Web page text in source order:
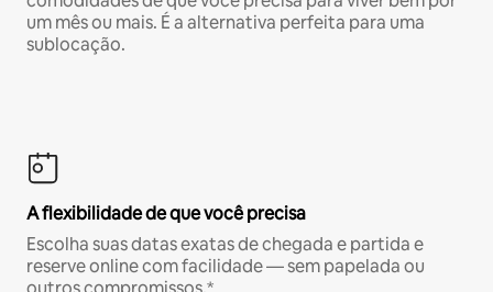
um mês ou mais. É a alternativa perfeita para uma
sublocação.
A flexibilidade de que você precisa
Escolha suas datas exatas de chegada e partida e
reserve online com facilidade — sem papelada ou